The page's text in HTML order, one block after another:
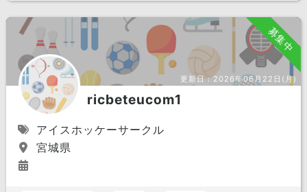
募集中
更新日：2026年06月22日(月)
ricbeteucom1
アイスホッケーサークル
宮城県